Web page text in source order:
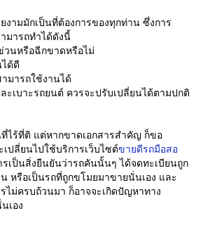
งามมักเป็นที่ต้องการของทุกท่าน ซึ่งการ
มารถทำได้ดังนี้
วนหรือฉีกขาดหรือไม่
ด้ดี
มารถใช้งานได้
ะเบาะรถยนต์ ควรจะปรับเปลี่ยนได้ตามปกติ
ไร้ที่ติ แต่หากขาดเอกสารสำคัญ ก็ขอ
ปลี่ยนไปใช้บริการเว็บไซต์ขายดีรถมือสอ
รเป็นสิ่งยืนยันว่ารถคันนั้นๆ ได้จดทะเบียนถูก
หรือเป็นรถที่ถูกขโมยมาขายนั่นเอง และ
ไม่ครบถ้วนมา ก็อาจจะเกิดปัญหาทาง
เอง